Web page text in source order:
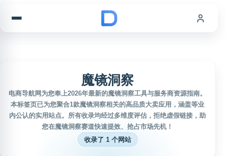
魔镜洞察
电商导航网为您奉上2026年最新的魔镜洞察工具与服务商资源指南。
本标签页已为您聚合1款魔镜洞察相关的高品质大卖应用，涵盖等业
内公认的实用站点。所有收录均经过多维度评估，拒绝虚假链接，助
您在魔镜洞察赛道快速提效、抢占市场先机！
收录了 1 个网站